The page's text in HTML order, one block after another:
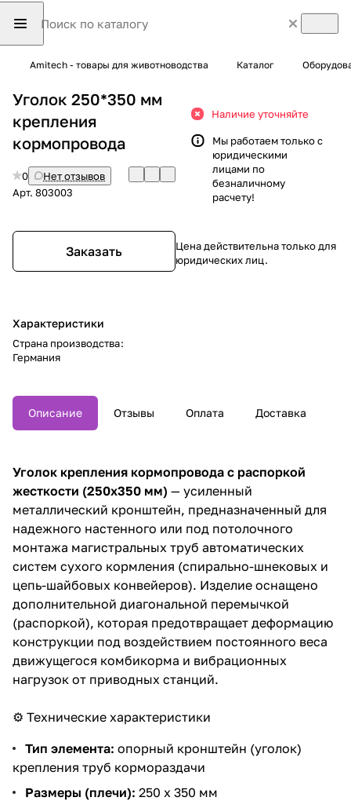
Amitech - товары для животноводства Каталог
Уголок 250*350 мм
крепления
кормопровода
0
Нет отзывов
Арт. 803003
Заказать
Характеристики
Страна производства:
Германия
Наличие уточняйте
Мы работаем только с
юридическими
лицами по
безналичному
расчету!
Цена действительна только для
юридических лиц.
Описание Отзывы Оплата Доставка
Уголок крепления кормопровода с распоркой
жесткости (250х350 мм) — усиленный
металлический кронштейн, предназначенный для
надежного настенного или под потолочного
монтажа магистральных труб автоматических
систем сухого кормления (спирально-шнековых и
цепь-шайбовых конвейеров). Изделие оснащено
дополнительной диагональной перемычкой
(распоркой), которая предотвращает деформацию
конструкции под воздействием постоянного веса
движущегося комбикорма и вибрационных
нагрузок от приводных станций.
⚙️ Технические характеристики
Тип элемента: опорный кронштейн (уголок)
крепления труб кормораздачи
Размеры (плечи): 250 х 350 мм